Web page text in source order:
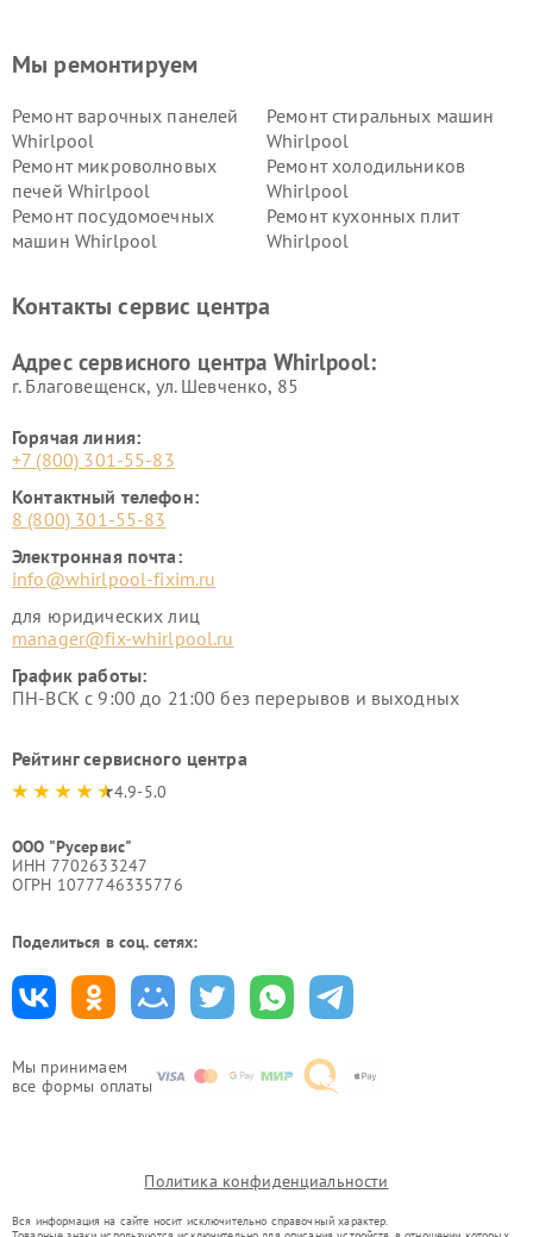
Мы принимаем
все формы оплаты
Мы ремонтируем
Ремонт варочных панелей
Whirlpool
Ремонт стиральных машин
Whirlpool
Ремонт микроволновых
печей Whirlpool
Ремонт холодильников
Whirlpool
Ремонт посудомоечных
машин Whirlpool
Ремонт кухонных плит
Whirlpool
Контакты сервис центра
Адрес сервисного центра Whirlpool:
г. Благовещенск, ул. Шевченко, 85
Горячая линия:
+7 (800) 301-55-83
Контактный телефон:
8 (800) 301-55-83
Электронная почта:
info@whirlpool-fixim.ru
для юридических лиц
manager@fix-whirlpool.ru
График работы:
ПН-ВСК с 9:00 до 21:00 без перерывов и выходных
Рейтинг сервисного центра
4.9-5.0
ООО "Русервис"
ИНН 7702633247
ОГРН 1077746335776
Поделиться в соц. сетях:
Политика конфиденциальности
Вся информация на сайте носит исключительно справочный характер.